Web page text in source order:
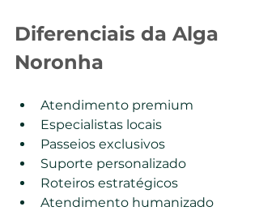
Diferenciais da Alga
Noronha
Atendimento premium
Especialistas locais
Passeios exclusivos
Suporte personalizado
Roteiros estratégicos
Atendimento humanizado